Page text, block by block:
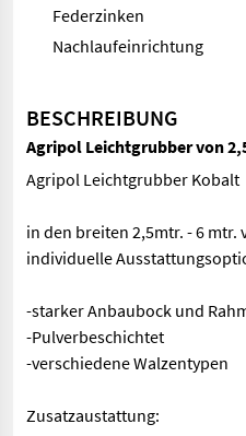
Federzinken
Nachlaufeinrichtung
BESCHREIBUNG
Agripol Leichtgrubber von
Agripol Leichtgrubber Kobalt
in den breiten 2,5mtr. - 6 mtr.
individuelle
-starker Anbaubock und
-Pulverbeschichtet
-verschiedene Walzentypen
Zusatzaustattung: